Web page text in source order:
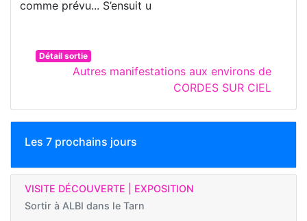
comme prévu... S’ensuit u
Détail sortie
Autres manifestations aux environs de
CORDES SUR CIEL
Les 7 prochains jours
VISITE DÉCOUVERTE | EXPOSITION
Sortir à ALBI dans le Tarn